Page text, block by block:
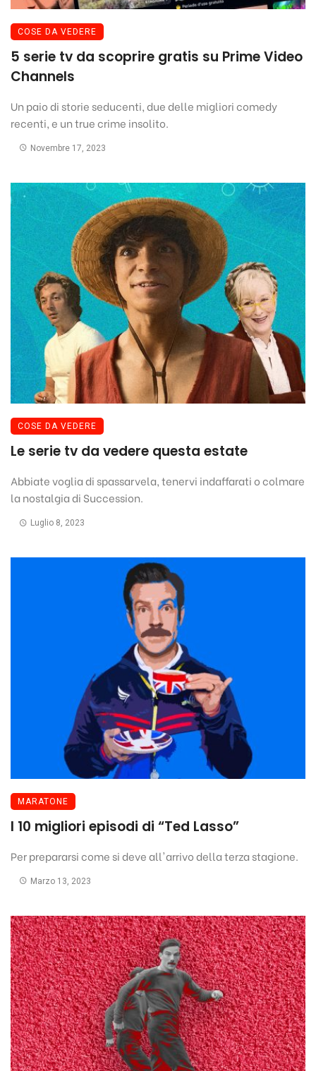
COSE DA VEDERE
5 serie tv da scoprire gratis su Prime Video
Channels
Un paio di storie seducenti, due delle migliori comedy
recenti, e un true crime insolito.
Novembre 17, 2023
COSE DA VEDERE
Le serie tv da vedere questa estate
Abbiate voglia di spassarvela, tenervi indaffarati o colmare
la nostalgia di Succession.
Luglio 8, 2023
MARATONE
I 10 migliori episodi di “Ted Lasso”
Per prepararsi come si deve all'arrivo della terza stagione.
Marzo 13, 2023